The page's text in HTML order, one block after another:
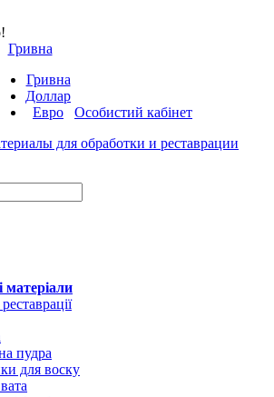
Гривна
Гривна
Доллар
Евро
Особистий кабінет
матеріали
пудра
для воску